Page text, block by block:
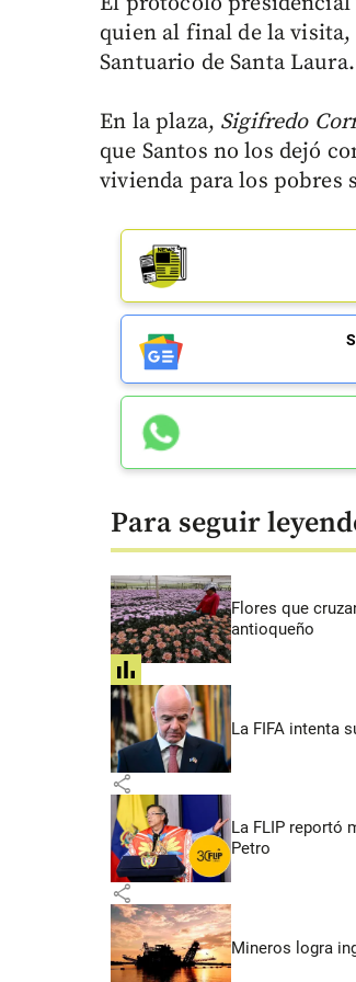
quien al final de la visita,
Santuario de Santa Laura.
En la plaza, Sigifredo
que Santos no los dejó
vivienda para los pobres
Para seguir
Flores que
antioqueño
share
La FIFA intenta
share
La FLIP reportó
Petro
share
Mineros logra